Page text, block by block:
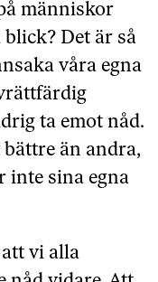
människor
blick? Det är så
våra egna
ta emot nåd.
än andra,
inte sina egna
vi alla